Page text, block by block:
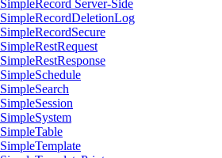
SimpleRecord Server-Side
SimpleRecordDeletionLog
SimpleRecordSecure
SimpleRestRequest
SimpleRestResponse
SimpleSchedule
SimpleSearch
SimpleSession
SimpleSystem
SimpleTable
SimpleTemplate